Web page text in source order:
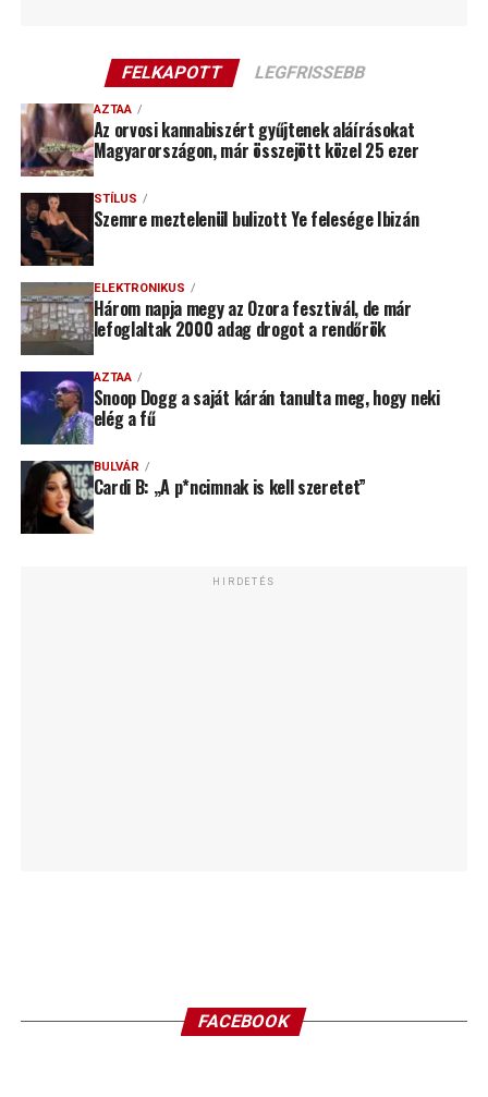
FELKAPOTT LEGFRISSEBB
AZTAA
Az orvosi kannabiszért gyűjtenek aláírásokat
Magyarországon, már összejött közel 25 ezer
STÍLUS
Szemre meztelenül bulizott Ye felesége Ibizán
ELEKTRONIKUS
Három napja megy az Ozora fesztivál, de már
lefoglaltak 2000 adag drogot a rendőrök
AZTAA
Snoop Dogg a saját kárán tanulta meg, hogy neki
elég a fű
BULVÁR
Cardi B: „A p*ncimnak is kell szeretet”
HIRDETÉS
FACEBOOK